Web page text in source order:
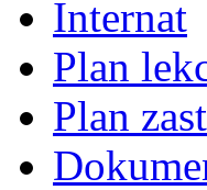
Internat
Plan
Plan